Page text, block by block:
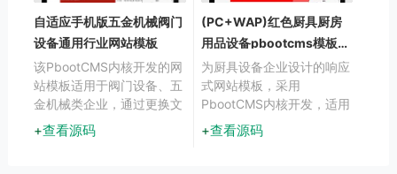
自适应手机版五金机械阀门
设备通用行业网站模板
该PbootCMS内核开发的网
站模板适用于阀门设备、五
金机械类企业，通过更换文
字图片也可快速适配其他工
业领域。采用响应式设计，
查看源码
(PC+WAP)红色厨具厨房
用品设备pbootcms模板源
码下载
为厨具设备企业设计的响应
式网站模板，采用
PbootCMS内核开发，适用
于商用厨房设备、家用厨
具、厨房用品等企业展示。
查看源码